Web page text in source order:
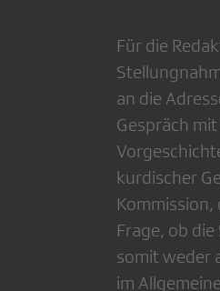
Für die
an die
Gespräch
kurdischer
Kommission,
Frage, ob
somit weder
im